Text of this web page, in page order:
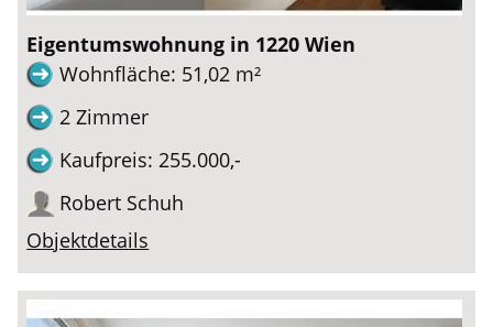
Eigentumswohnung in 1220 Wien
Wohnfläche: 51,02 m²
2 Zimmer
Kaufpreis: 255.000,-
Robert Schuh
Objektdetails